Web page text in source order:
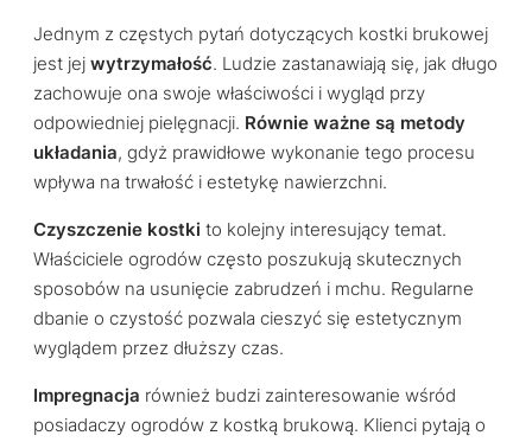
Jednym z częstych pytań dotyczących kostki brukowej
jest jej wytrzymałość. Ludzie zastanawiają się, jak długo
zachowuje ona swoje właściwości i wygląd przy
odpowiedniej pielęgnacji. Równie ważne są metody
układania, gdyż prawidłowe wykonanie tego procesu
wpływa na trwałość i estetykę nawierzchni.
Czyszczenie kostki to kolejny interesujący temat.
Właściciele ogrodów często poszukują skutecznych
sposobów na usunięcie zabrudzeń i mchu. Regularne
dbanie o czystość pozwala cieszyć się estetycznym
wyglądem przez dłuższy czas.
Impregnacja również budzi zainteresowanie wśród
posiadaczy ogrodów z kostką brukową. Klienci pytają o